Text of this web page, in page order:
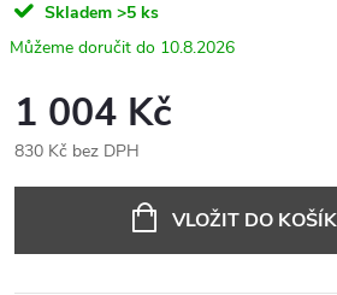
Skladem >5 ks
10.8.2026
1 004 Kč
830 Kč bez DPH
VLOŽIT DO